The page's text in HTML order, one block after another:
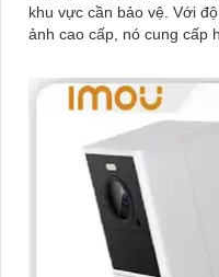
khu vực cần bảo vệ. Với độ phân giải 4MP và công nghệ hình
ảnh cao cấp, nó cung cấp